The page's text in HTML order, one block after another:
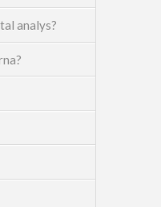
analys?